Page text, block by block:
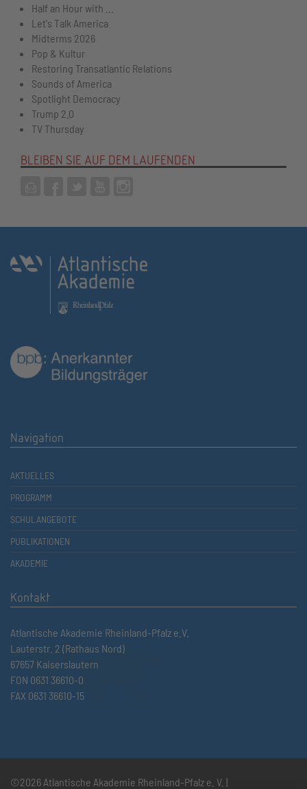
Half an Hour with ...
Let's Talk America
Midterms 2026
Pop & Kultur
Restoring Transatlantic Relations
Sounds of America
Spotlight Democracy
Trump 2.0
TV Thursday
BLEIBEN SIE AUF DEM LAUFENDEN
Navigation
AKTUELLES
PROGRAMM
SCHULANGEBOTE
PUBLIKATIONEN
AKADEMIE
Kontakt
Atlantische Akademie Rheinland-Pfalz e.V.
Lauterstr. 2 (Rathaus Nord)
67657 Kaiserslautern
FON 0631 36610-0
FAX 0631 36610-15
©2026 Atlantische Akademie Rheinland-Pfalz e. V. |